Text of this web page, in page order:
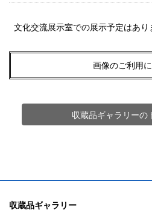
文化交流展示室での展示予定はあり
画像のご利用
収蔵品ギャラリーの
収蔵品ギャラリー